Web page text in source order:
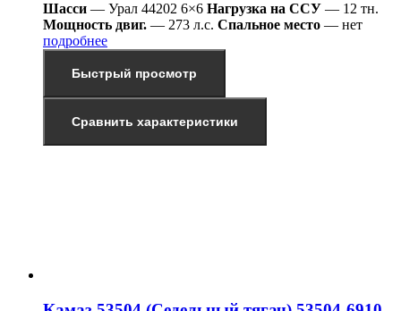
Шасси — Урал 44202 6×6 Нагрузка на ССУ — 12 тн.
Мощность двиг. — 273 л.с. Спальное место — нет
подробнее
Быстрый просмотр
Сравнить характеристики